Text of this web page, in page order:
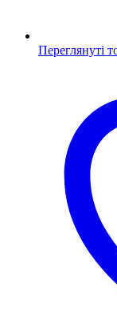
Переглянуті